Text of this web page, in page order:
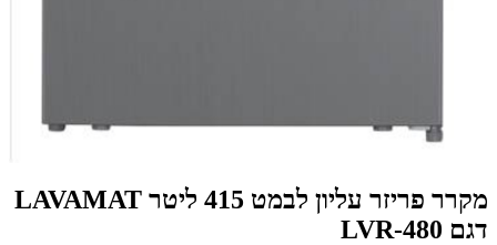
מקרר פריזר עליון לבמט 415 ליטר LAVAMAT
דגם LVR-480